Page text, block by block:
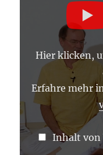
FÄUSTEN
ASANA
LEXIKON“
VON
YOUTUBE
ANZEIGEN
Hier klicken,
Erfahre mehr
Inhalt von